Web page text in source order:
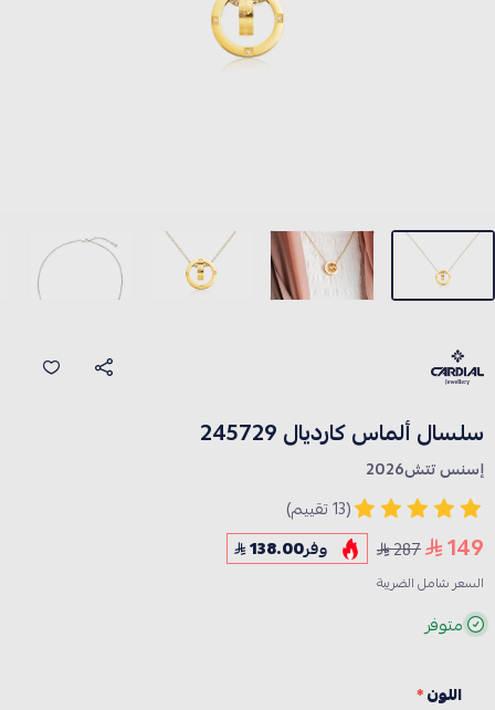
سلسال ألماس كارديال 245729
إسنس تتش2026
(13 تقييم)
149
287 وفر138.00
السعر شامل الضريبة
متوفر
اللون*